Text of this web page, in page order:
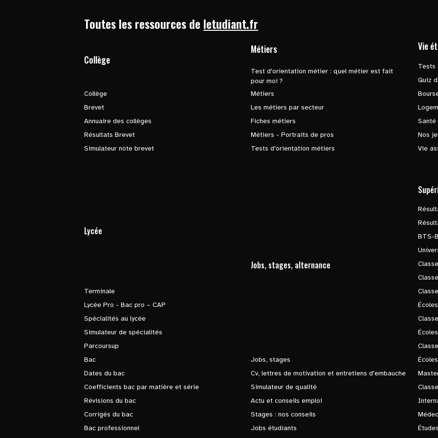
Toutes les ressources de letudiant.fr
Collège
Collège
Brevet
Annuaire des collèges
Résultats Brevet
Simulateur note brevet
Métiers
Test d'orientation métier : quel métier est fait
pour moi ?
Métiers
Les métiers par secteur
Fiches métiers
Métiers - Portraits de pros
Tests d'orientation métiers
Vie
Tests
Quiz
Santé
Nos
Vie
Lycée
Terminale
Lycée Pro - Bac pro – CAP
Spécialités au lycée
Simulateur de spécialités
Parcoursup
Bac
Dates du bac
Coefficients bac par matière et série
Révisions du bac
Corrigés du bac
Bac professionnel
Jobs, stages, alternance
Jobs, stages
Cv, lettres de motivation et entretiens d'embauche
Simulateur de qualité
Actu et conseils emploi
Stages : nos conseils
Jobs étudiants
BTS-